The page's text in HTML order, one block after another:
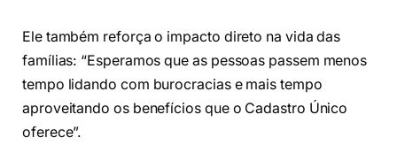
Ele também reforça o impacto direto na vida das
famílias: “Esperamos que as pessoas passem menos
tempo lidando com burocracias e mais tempo
aproveitando os benefícios que o Cadastro Único
oferece”.